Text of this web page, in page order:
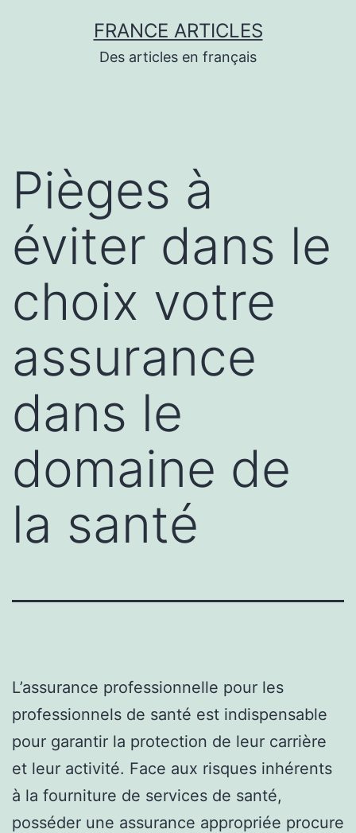
FRANCE ARTICLES
Des articles en français
Pièges à
éviter dans le
choix votre
assurance
dans le
domaine de
la santé
L’assurance professionnelle pour les
professionnels de santé est indispensable
pour garantir la protection de leur carrière
et leur activité. Face aux risques inhérents
à la fourniture de services de santé,
posséder une assurance appropriée procure